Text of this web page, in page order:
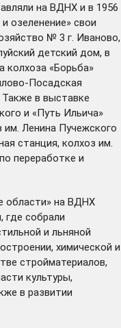
на ВДНХ и в 1956
озеленение» свои
№ 3 г. Иваново,
детский дом, в
колхоза «Борьба»
Посадская
в выставке
и «Путь Ильича»
им. Ленина Пучежского
станция, колхоз им.
переработке и
области» на ВДНХ
где собрали
и льняной
химической и
стройматериалов,
культуры,
в развитии